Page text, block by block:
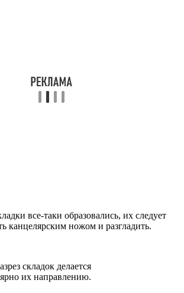
все-таки образовались, их следует
канцелярским ножом и разгладить.
складок делается
их направлению.